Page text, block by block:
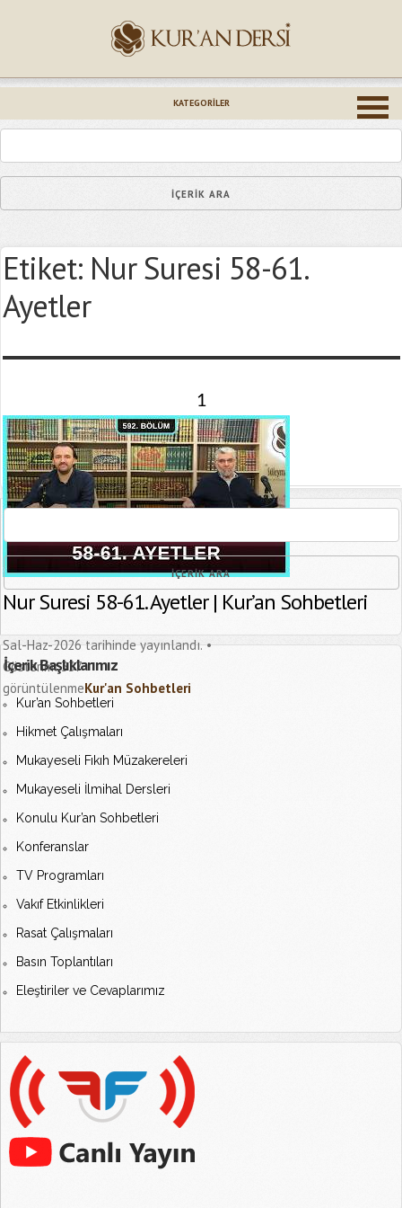
KATEGORILER
Etiket: Nur Suresi 58-61.
Ayetler
1
Nur Suresi 58-61. Ayetler | Kur’an Sohbetleri
Sal-Haz-2026 tarihinde yayınlandı.
Gösterim: 337
görüntülenmeKur'an Sohbetleri
İçerik Başlıklarımız
Kur’an Sohbetleri
Hikmet Çalışmaları
Mukayeseli Fıkıh Müzakereleri
Mukayeseli İlmihal Dersleri
Konulu Kur’an Sohbetleri
Konferanslar
TV Programları
Vakıf Etkinlikleri
Rasat Çalışmaları
Basın Toplantıları
Eleştiriler ve Cevaplarımız
Epostanız (*)
Yaşadığınız Hatanın Ayrıntıları
[recaptcha]